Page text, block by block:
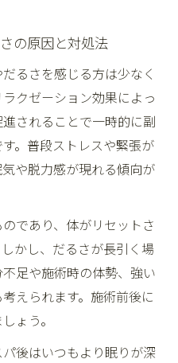
の原因と対処法
るさを感じる方は少なく
クゼーション効果によっ
されることで一時的に副
。普段ストレスや緊張が
や脱力感が現れる傾向が
であり、体がリセットさ
かし、だるさが長引く場
足や施術時の体勢、強い
えられます。施術前後に
ょう。
後はいつもより眠りが深